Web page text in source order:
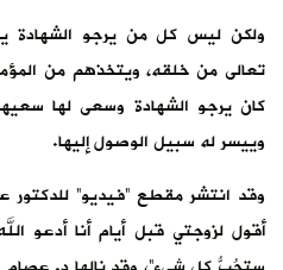
ولكن ليس كل من يرجو الشهادة
تعالى من خلقه، ويتخذهم من
كان يرجو الشهادة وسعى لها
وييسر له سبيل الوصول إليها.
وقد انتشر مقطع “فيديو”
أقول لزوجتي قبل أيام أنا أدعو